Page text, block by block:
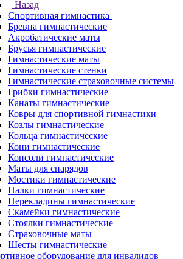
Назад
Спортивная гимнастика
Бревна гимнастические
Акробатические маты
Брусья гимнастические
Гимнастические маты
Гимнастические стенки
Гимнастические страховочные системы
Грибки гимнастические
Канаты гимнастические
Ковры для спортивной гимнастики
Козлы гимнастические
Кольца гимнастические
Кони гимнастические
Консоли гимнастические
Маты для снарядов
Мостики гимнастические
Палки гимнастические
Перекладины гимнастические
Скамейки гимнастические
Стоялки гимнастические
Страховочные маты
Шесты гимнастические
оборудование для инвалидов